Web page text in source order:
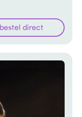
bestel direct